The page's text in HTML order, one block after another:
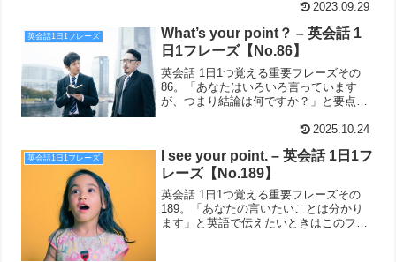
2023.09.29
英会話1日1フレーズ
What’s your point？ – 英会話 1
日1フレーズ【No.86】
英会話 1日1つ覚える重要フレーズその
86。「あなたはいろいろ言っています
が、つまり結論は何ですか？」と要点を
2025.10.24
英会話1日1フレーズ
I see your point. – 英会話 1日1フ
レーズ【No.189】
英会話 1日1つ覚える重要フレーズその
189。「あなたの言いたいことは分かり
ます」と英語で伝えたいときはこのフレ